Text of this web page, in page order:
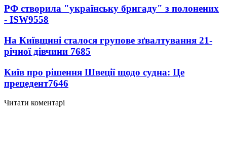
РФ створила "українську бригаду" з полонених
- ISW9558
На Київщині сталося групове зґвалтування 21-
річної дівчини 7685
Київ про рішення Швеції щодо судна: Це
прецедент7646
Читати коментарі